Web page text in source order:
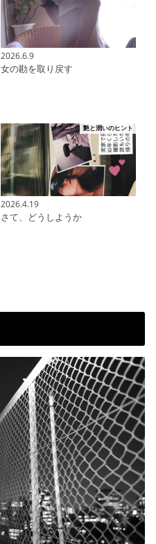
2026.6.9
女の勘を取り戻す
艶と潤いのヒント
2026.4.19
さて、どうしようか